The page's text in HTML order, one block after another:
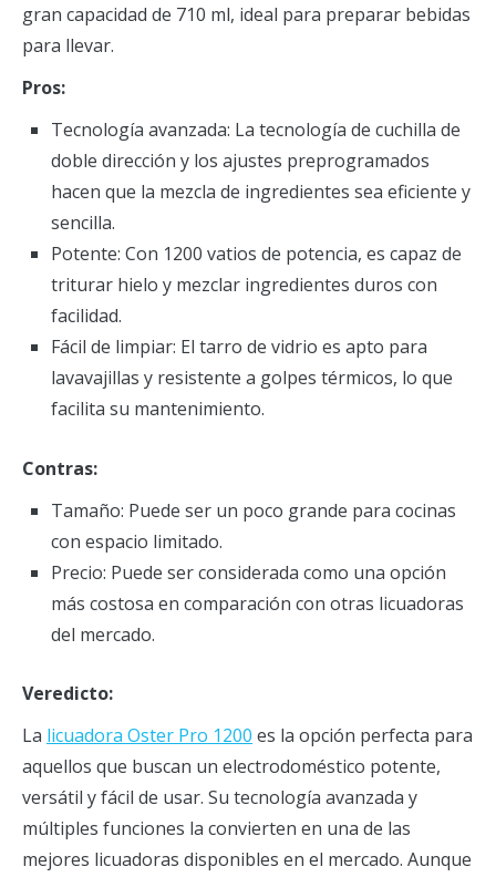
gran capacidad de 710 ml, ideal para preparar bebidas
para llevar.
Pros:
Tecnología avanzada: La tecnología de cuchilla de
doble dirección y los ajustes preprogramados
hacen que la mezcla de ingredientes sea eficiente y
sencilla.
Potente: Con 1200 vatios de potencia, es capaz de
triturar hielo y mezclar ingredientes duros con
facilidad.
Fácil de limpiar: El tarro de vidrio es apto para
lavavajillas y resistente a golpes térmicos, lo que
facilita su mantenimiento.
Contras:
Tamaño: Puede ser un poco grande para cocinas
con espacio limitado.
Precio: Puede ser considerada como una opción
más costosa en comparación con otras licuadoras
del mercado.
Veredicto:
La licuadora Oster Pro 1200 es la opción perfecta para
aquellos que buscan un electrodoméstico potente,
versátil y fácil de usar. Su tecnología avanzada y
múltiples funciones la convierten en una de las
mejores licuadoras disponibles en el mercado. Aunque